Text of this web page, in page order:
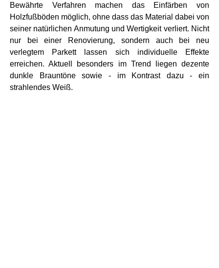
Bewährte Verfahren machen das Einfärben von
Holzfußböden möglich, ohne dass das Material dabei von
seiner natürlichen Anmutung und Wertigkeit verliert. Nicht
nur bei einer Renovierung, sondern auch bei neu
verlegtem Parkett lassen sich individuelle Effekte
erreichen. Aktuell besonders im Trend liegen dezente
dunkle Brauntöne sowie - im Kontrast dazu - ein
strahlendes Weiß.